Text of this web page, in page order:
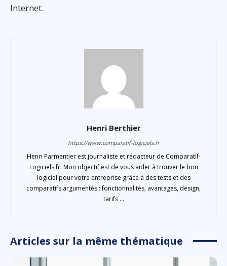
Internet.
Henri Berthier
https://www.comparatif-logiciels.fr
Henri Parmentier est journaliste et rédacteur de Comparatif-
Logiciels.fr. Mon objectif est de vous aider à trouver le bon
logiciel pour votre entreprise grâce à des tests et des
comparatifs argumentés : fonctionnalités, avantages, design,
tarifs ...
Articles sur la même thématique